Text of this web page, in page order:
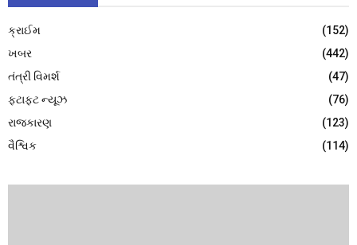
ક્રાઈમ
(152)
ખબર
(442)
તંત્રી વિમર્શ
(47)
ફટાફટ ન્યૂઝ
(76)
રાજકારણ
(123)
વૈશ્વિક
(114)